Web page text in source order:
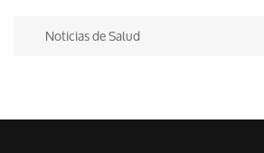
Noticias de Salud